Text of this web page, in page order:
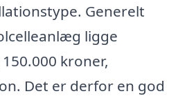
Generelt
ligge
kroner,
Det er derfor en god